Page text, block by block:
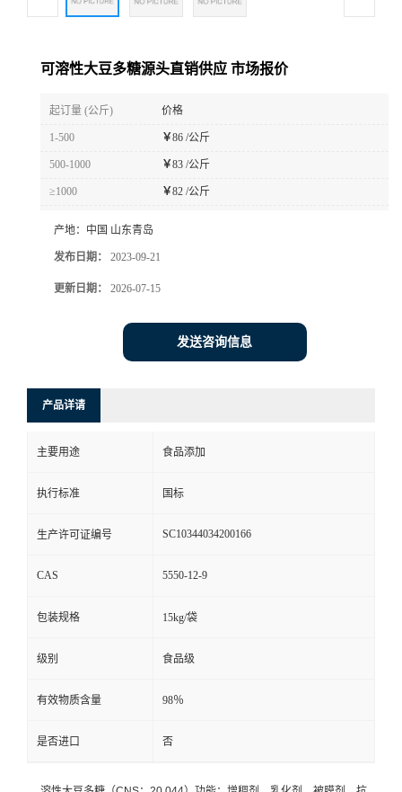
可溶性大豆多糖源头直销供应 市场报价
起订量 (公斤) 价格
1-500 ￥86 /公斤
500-1000 ￥83 /公斤
≥1000 ￥82 /公斤
产地： 中国 山东青岛
发布日期： 2023-09-21
更新日期： 2026-07-15
发送咨询信息
产品详请
主要用途 食品添加
执行标准 国标
生产许可证编号 SC10344034200166
CAS 5550-12-9
包装规格 15kg/袋
级别 食品级
有效物质含量 98％
是否进口 否